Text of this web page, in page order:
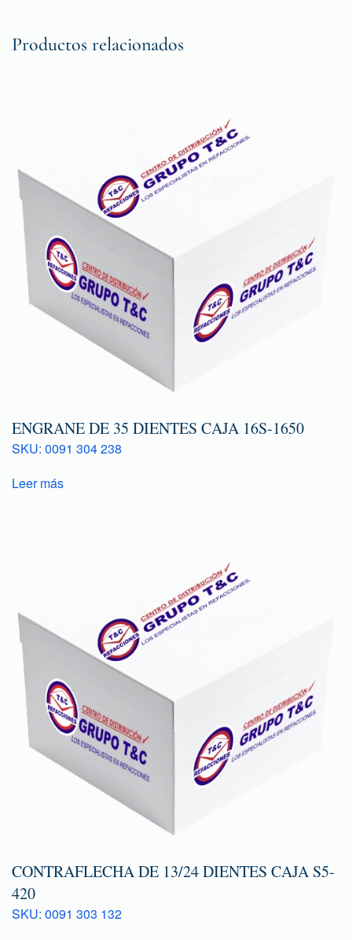
Productos relacionados
ENGRANE DE 35 DIENTES CAJA 16S-1650
SKU: 0091 304 238
Leer más
CONTRAFLECHA DE 13/24 DIENTES CAJA S5-
420
SKU: 0091 303 132